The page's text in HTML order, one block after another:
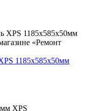
1185х585х50мм